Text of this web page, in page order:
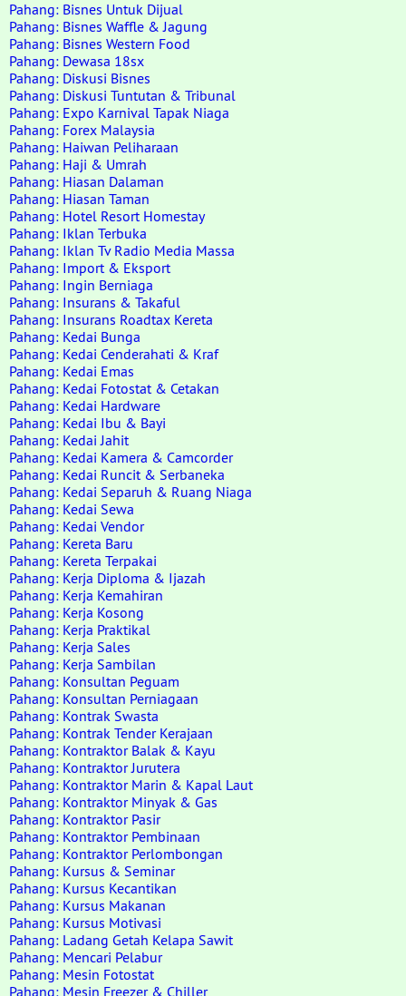
Pahang: Bisnes Untuk Dijual
Pahang: Bisnes Waffle & Jagung
Pahang: Bisnes Western Food
Pahang: Dewasa 18sx
Pahang: Diskusi Bisnes
Pahang: Diskusi Tuntutan & Tribunal
Pahang: Expo Karnival Tapak Niaga
Pahang: Forex Malaysia
Pahang: Haiwan Peliharaan
Pahang: Haji & Umrah
Pahang: Hiasan Dalaman
Pahang: Hiasan Taman
Pahang: Hotel Resort Homestay
Pahang: Iklan Terbuka
Pahang: Iklan Tv Radio Media Massa
Pahang: Import & Eksport
Pahang: Ingin Berniaga
Pahang: Insurans & Takaful
Pahang: Insurans Roadtax Kereta
Pahang: Kedai Bunga
Pahang: Kedai Cenderahati & Kraf
Pahang: Kedai Emas
Pahang: Kedai Fotostat & Cetakan
Pahang: Kedai Hardware
Pahang: Kedai Ibu & Bayi
Pahang: Kedai Jahit
Pahang: Kedai Kamera & Camcorder
Pahang: Kedai Runcit & Serbaneka
Pahang: Kedai Separuh & Ruang Niaga
Pahang: Kedai Sewa
Pahang: Kedai Vendor
Pahang: Kereta Baru
Pahang: Kereta Terpakai
Pahang: Kerja Diploma & Ijazah
Pahang: Kerja Kemahiran
Pahang: Kerja Kosong
Pahang: Kerja Praktikal
Pahang: Kerja Sales
Pahang: Kerja Sambilan
Pahang: Konsultan Peguam
Pahang: Konsultan Perniagaan
Pahang: Kontrak Swasta
Pahang: Kontrak Tender Kerajaan
Pahang: Kontraktor Balak & Kayu
Pahang: Kontraktor Jurutera
Pahang: Kontraktor Marin & Kapal Laut
Pahang: Kontraktor Minyak & Gas
Pahang: Kontraktor Pasir
Pahang: Kontraktor Pembinaan
Pahang: Kontraktor Perlombongan
Pahang: Kursus & Seminar
Pahang: Kursus Kecantikan
Pahang: Kursus Makanan
Pahang: Kursus Motivasi
Pahang: Ladang Getah Kelapa Sawit
Pahang: Mencari Pelabur
Pahang: Mesin Fotostat
Pahang: Mesin Freezer & Chiller